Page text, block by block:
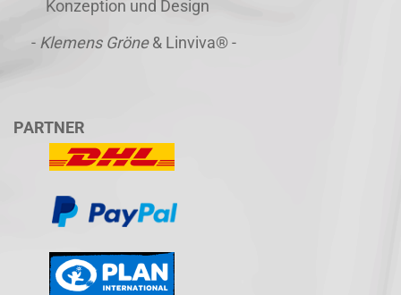
Konzeption und Design
- Klemens Gröne& Linviva® -
PARTNER